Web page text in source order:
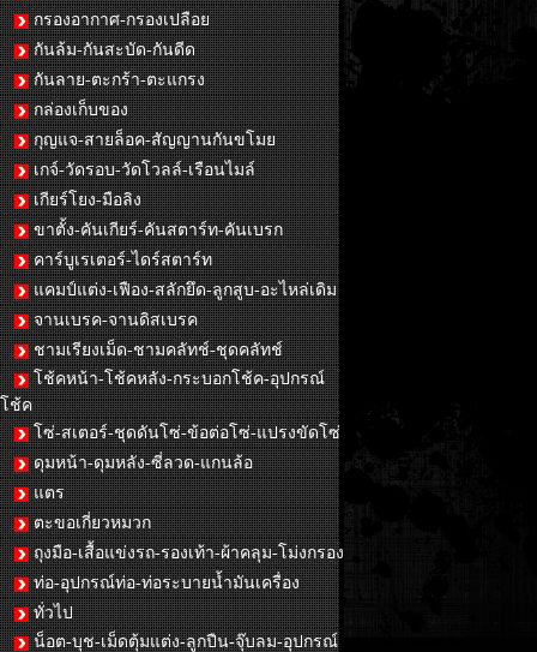
กรองอากาศ-กรองเปลือย
กันล้ม-กันสะบัด-กันดีด
กันลาย-ตะกร้า-ตะแกรง
กล่องเก็บของ
กุญแจ-สายล็อค-สัญญานกันขโมย
เกจ์-วัดรอบ-วัดโวลล์-เรือนไมล์
เกียร์โยง-มือลิง
ขาตั้ง-คันเกียร์-คันสตาร์ท-คันเบรก
คาร์บูเรเตอร์-ไดร์สตาร์ท
แคมป์แต่ง-เฟือง-สลักยึด-ลูกสูบ-อะไหล่เดิม
จานเบรค-จานดิสเบรค
ชามเรียงเม็ด-ชามคลัทช์-ชุดคลัทช์
โช้คหน้า-โช้คหลัง-กระบอกโช้ค-อุปกรณ์
โช้ค
โซ่-สเตอร์-ชุดดันโซ่-ข้อต่อโซ่-แปรงขัดโซ่
ดุมหน้า-ดุมหลัง-ซี่ลวด-แกนล้อ
แตร
ตะขอเกี่ยวหมวก
ถุงมือ-เสื้อแข่งรถ-รองเท้า-ผ้าคลุม-โม่งกรอง
ท่อ-อุปกรณ์ท่อ-ท่อระบายน้ำมันเครื่อง
ทั่วไป
น็อต-บุช-เม็ดตุ้มแต่ง-ลูกปืน-จุ๊บลม-อุปกรณ์